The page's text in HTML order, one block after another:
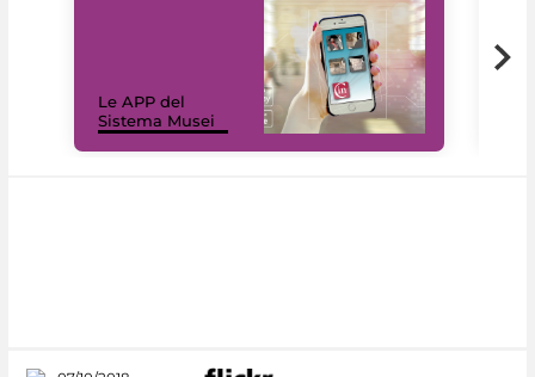
Le APP del
Sistema Musei